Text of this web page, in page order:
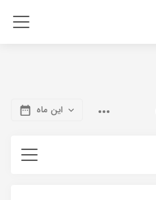
این ماه